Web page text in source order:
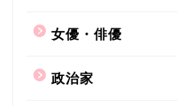
女優・俳優
政治家